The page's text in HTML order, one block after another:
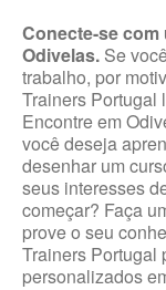
Conecte-se
Odivelas. Se
trabalho, por
Trainers Portugal
Encontre em
você deseja
desenhar um
seus interesses
começar? Faça
prove o seu
Trainers Portugal
personalizados